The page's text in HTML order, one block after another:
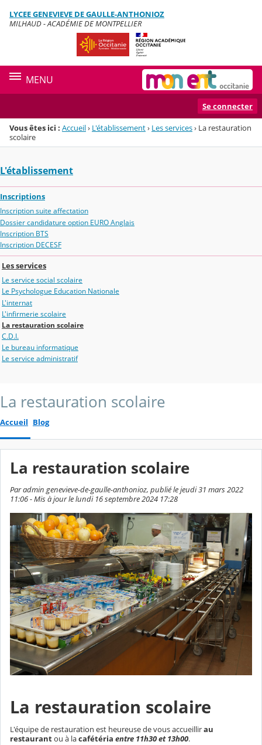
Menu de la rubrique
Contenu
LYCEE GENEVIEVE DE GAULLE-ANTHONIOZ
MILHAUD - ACADÉMIE DE MONTPELLIER
MENU
Se connecter
Vous êtes ici : Accueil› L'établissement› Les services› La restauration
scolaire
L'établissement
Inscriptions
Inscription suite affectation
Dossier candidature option EURO Anglais
Inscription BTS
Inscription DECESF
Les services
Le service social scolaire
Le Psychologue Education Nationale
L'internat
L'infirmerie scolaire
La restauration scolaire
C.D.I.
Le bureau informatique
Le service administratif
La restauration scolaire
Accueil Blog
La restauration scolaire
Par admin genevieve-de-gaulle-anthonioz, publié le jeudi 31 mars 2022
11:06 - Mis à jour le lundi 16 septembre 2024 17:28
La restauration scolaire
L'équipe de restauration est heureuse de vous accueillirau
restaurantou à lacafétéria entre 11h30 et 13h00.